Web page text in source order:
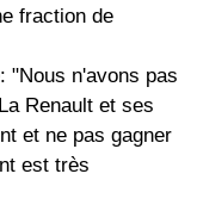
fraction de
"Nous n'avons pas
Renault et ses
et ne pas gagner
est très